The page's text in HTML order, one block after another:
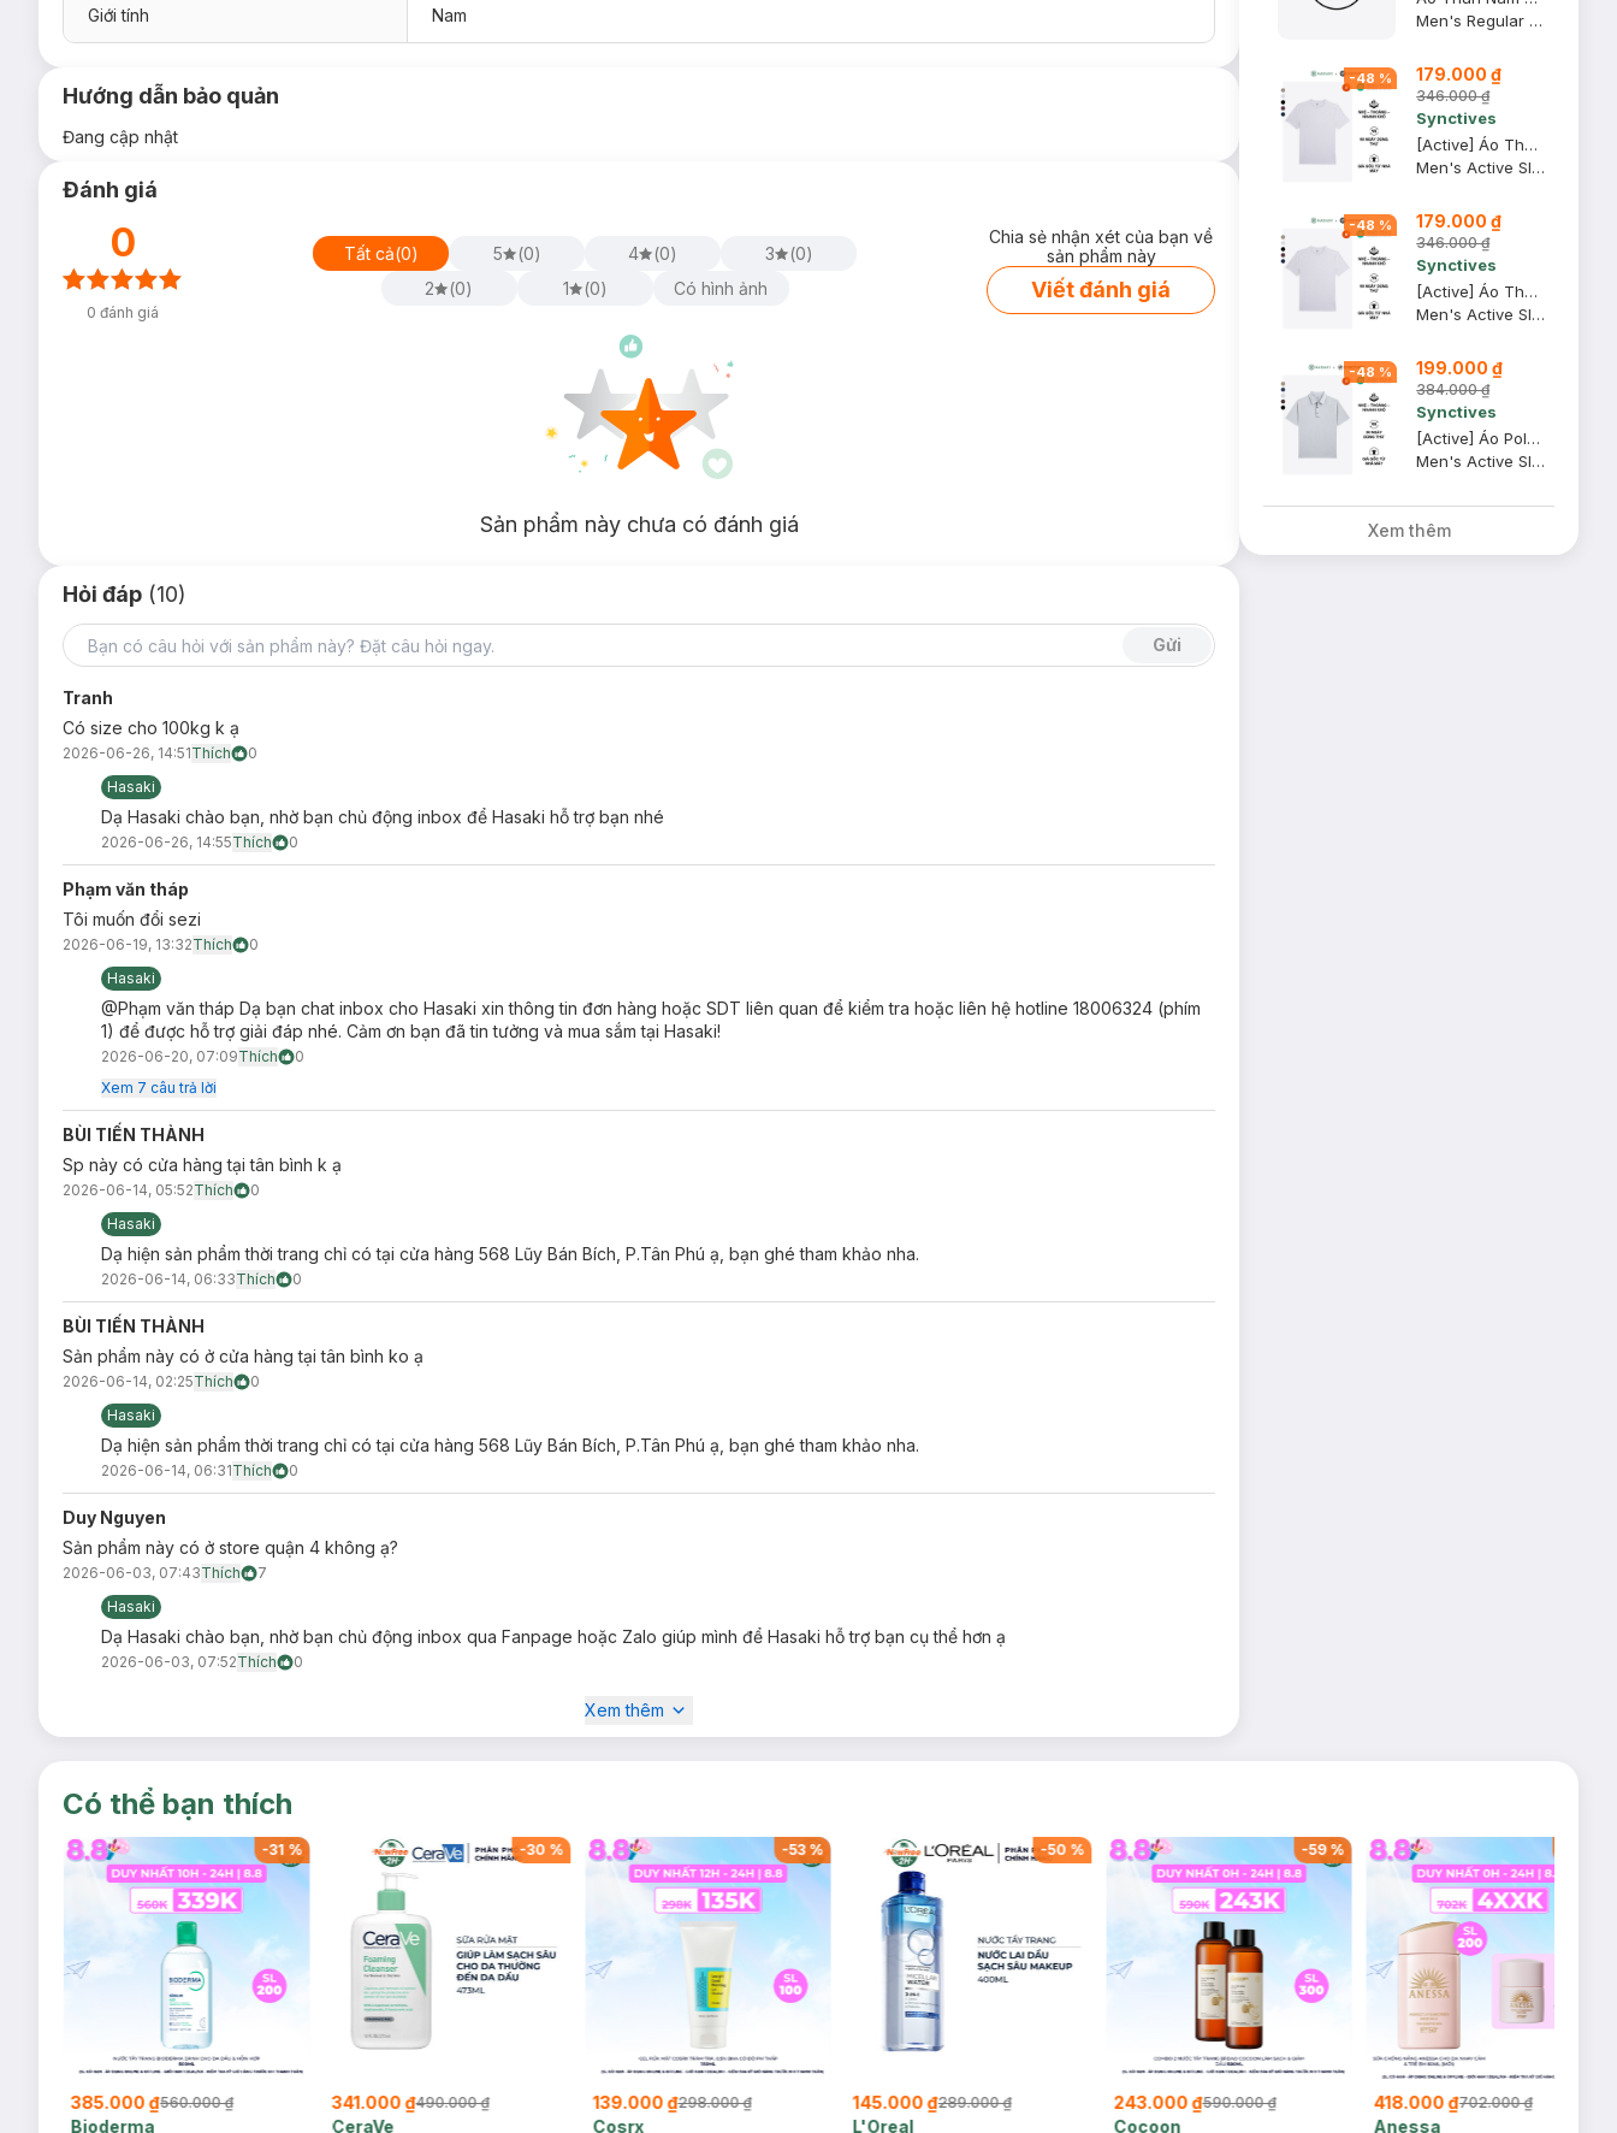
Giới tính Nam
Hướng dẫn bảo quản
Đang cập nhật
Đánh giá
0
0 đánh giá
Tất cả(0) 5 (0) 4 (0) 3 (0)
2
(0) 1 (0) Có hình ảnh
Chia sẻ nhận xét của bạn về
sản phẩm này
Viết đánh giá
Sản phẩm này chưa có đánh giá
Hỏi đáp (10)
Gửi
Tranh
Có size cho 100kg k ạ
2026-06-26, 14:51Thích
0
Hasaki
Dạ Hasaki chào bạn, nhờ bạn chủ động inbox để Hasaki hỗ trợ bạn nhé
2026-06-26, 14:55Thích 0
Phạm văn tháp
Tôi muốn đổi sezi
2026-06-19, 13:32Thích
0
Hasaki
@Phạm văn tháp Dạ bạn chat inbox cho Hasaki xin thông tin đơn hàng hoặc SDT liên quan để kiểm tra hoặc liên hệ hotline 18006324 (phím
1) để được hỗ trợ giải đáp nhé. Cảm ơn bạn đã tin tưởng và mua sắm tại Hasaki!
2026-06-20, 07:09Thích
0
Xem 7 câu trả lời
BÙI TIẾN THÀNH
Sp này có cửa hàng tại tân bình k ạ
2026-06-14, 05:52Thích
0
Hasaki
Dạ hiện sản phẩm thời trang chỉ có tại cửa hàng 568 Lũy Bán Bích, P.Tân Phú ạ, bạn ghé tham khảo nha.
2026-06-14, 06:33Thích 0
BÙI TIẾN THÀNH
Sản phẩm này có ở cửa hàng tại tân bình ko ạ
2026-06-14, 02:25Thích
0
Hasaki
Dạ hiện sản phẩm thời trang chỉ có tại cửa hàng 568 Lũy Bán Bích, P.Tân Phú ạ, bạn ghé tham khảo nha.
2026-06-14, 06:31Thích 0
Duy Nguyen
Sản phẩm này có ở store quận 4 không ạ?
2026-06-03, 07:43Thích
7
Hasaki
Dạ Hasaki chào bạn, nhờ bạn chủ động inbox qua Fanpage hoặc Zalo giúp mình để Hasaki hỗ trợ bạn cụ thể hơn ạ
2026-06-03, 07:52Thích 0
Xem thêm
Men's Regular Fit T-shirt
-48 % 179.000 ₫
346.000 ₫
Synctives
[Active] Áo Thun Nam Synctives Slim Fit, Xám Army, S - SMTS0007
Men's Active Slim Fit T-shirt
-48 % 179.000 ₫
346.000 ₫
Synctives
[Active] Áo Thun Nam Synctives Slim Fit, Xám Army, M - SMTS0007
Men's Active Slim Fit T-shirt
-48 % 199.000 ₫
384.000 ₫
Synctives
[Active] Áo Polo Nam Synctives Slim Fit, Xám Army, S - SMPO0013
Men's Active Slim Fit Polo Shirt
Xem thêm
Có thể bạn thích
-31 %
385.000 ₫560.000 ₫
Bioderma
-30 %
341.000 ₫490.000 ₫
CeraVe
-53%
139.000 ₫298.000 ₫
Cosrx
-50 %
145.000 ₫289.000 ₫
L'Oreal
-59%
243.000 ₫590.000 ₫
Cocoon
418.000 ₫702.000 ₫
Anessa